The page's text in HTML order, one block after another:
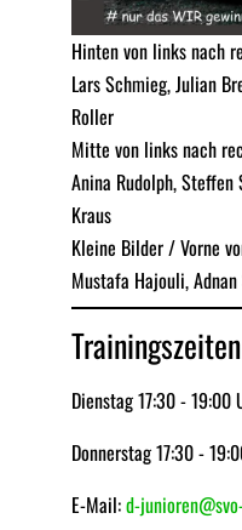
Hinten von links nach
Lars Schmieg, Julian
Roller
Mitte von links nach
Anina Rudolph, Steffen
Kraus
Kleine Bilder / Vorne
Mustafa Hajouli,
Trainingszeiten
Dienstag 17:30 - 19:00
Donnerstag 17:30 -
E-Mail:d-